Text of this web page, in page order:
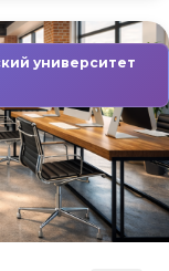
университет